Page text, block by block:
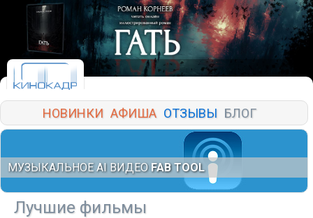
НОВИНКИ АФИША ОТЗЫВЫ БЛОГ
МУЗЫКАЛЬНОЕ AI ВИДЕО FAB TOOL
Лучшие фильмы